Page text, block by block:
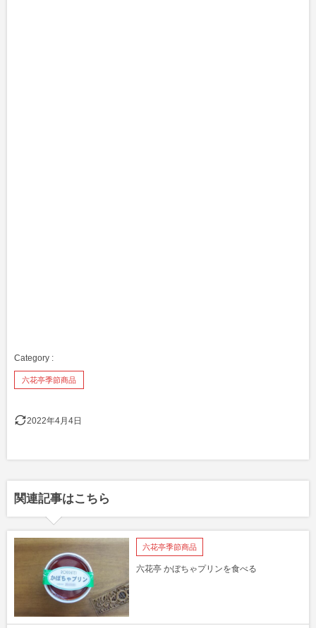
六花亭季節商品
2022年4月4日
関連記事はこちら
六花亭季節商品
六花亭 かぼちゃプリンを食べる